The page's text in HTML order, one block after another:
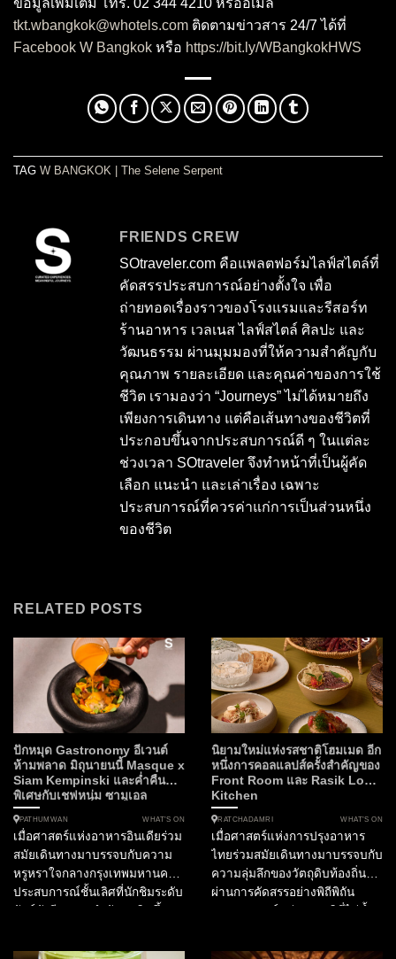
ข้อมูลเพิ่มเติม โทร. 02 344 4210 หรืออีเมล
tkt.wbangkok@whotels.com ติดตามข่าวสาร 24/7 ได้ที่
Facebook W Bangkok หรือ https://bit.ly/WBangkokHWS
TAG W BANGKOK The Selene Serpent
FRIENDS CREW
SOtraveler.com คือแพลตฟอร์มไลฟ์สไตล์ที่
คัดสรรประสบการณ์อย่างตั้งใจ เพื่อ
ถ่ายทอดเรื่องราวของโรงแรมและรีสอร์ท
ร้านอาหาร เวลเนส ไลฟ์สไตล์ ศิลปะ และ
วัฒนธรรม ผ่านมุมมองที่ให้ความสำคัญกับ
คุณภาพ รายละเอียด และคุณค่าของการใช้
ชีวิต เรามองว่า “Journeys” ไม่ได้หมายถึง
เพียงการเดินทาง แต่คือเส้นทางของชีวิตที่
ประกอบขึ้นจากประสบการณ์ดี ๆ ในแต่ละ
ช่วงเวลา SOtraveler จึงทำหน้าที่เป็นผู้คัด
เลือก แนะนำ และเล่าเรื่อง เฉพาะ
ประสบการณ์ที่ควรค่าแก่การเป็นส่วนหนึ่ง
ของชีวิต
RELATED POSTS
ปักหมุด Gastronomy อีเวนต์
ห้ามพลาด มิถุนายนนี้ Masque x
Siam Kempinski และค่ำคืน
พิเศษกับเชฟหนุ่ม ซามูเอล
PATHUMWAN WHAT’S ON
เมื่อศาสตร์แห่งอาหารอินเดียร่วม
สมัยเดินทางมาบรรจบกับความ
หรูหราใจกลางกรุงเทพมหานคร
ประสบการณ์ชั้นเลิศที่นักชิมระดับ
SOtraveler เรามีความยินดีที่จะ
นิยามใหม่แห่งรสชาติโฮมเมด อีก
หนึ่งการคอลแลปส์ครั้งสำคัญของ
Front Room และ Rasik Local
Kitchen
RATCHADAMRI WHAT’S ON
เมื่อศาสตร์แห่งการปรุงอาหาร
ไทยร่วมสมัยเดินทางมาบรรจบกับ
ความลุ่มลึกของวัตถุดิบท้องถิ่นที่
ผ่านการคัดสรรอย่างพิถีพิถัน
กรุงเทพมหานคร สำหรับไฟน์ได